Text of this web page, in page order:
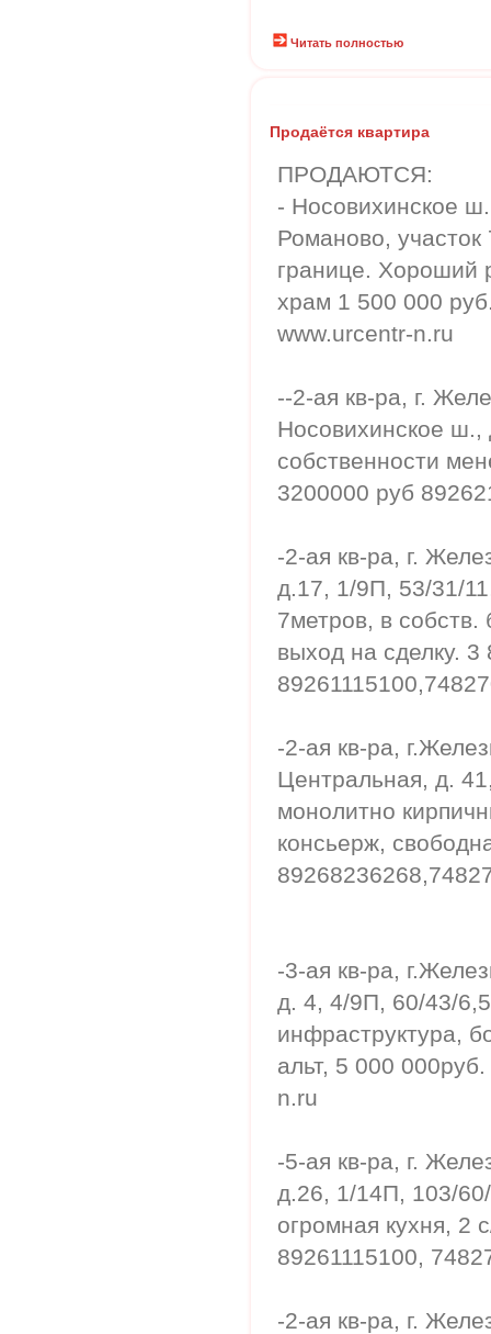
Читать полностью
Продаётся квартира
ПРОДАЮТСЯ:
- Носовихинское
Романово, участок
границе. Хороший
храм 1 500 000
www.urcentr-n.ru
--2-ая кв-ра, г.
Носовихинское ш.,
собственности
3200000 руб
-2-ая кв-ра, г.
д.17, 1/9П, 53/31/
7метров, в
выход на сделку. 3
-2-ая кв-ра,
Центральная, д.
монолитно
консьерж,
-3-ая кв-ра,
д. 4, 4/9П, 60/43/
инфраструктура,
альт, 5 000
n.ru
-5-ая кв-ра, г.
д.26, 1/14П, 103/
огромная кухня, 2
89261115100,
-2-ая кв-ра, г.